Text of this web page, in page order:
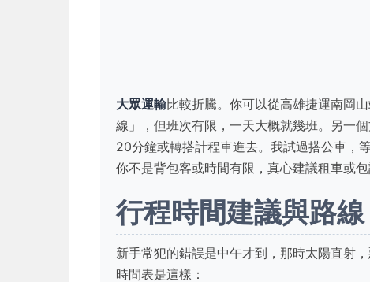
大眾運輸比較折騰。你可以從高雄捷運南岡
線」，但班次有限，一天大概就幾班。另一
20分鐘或轉搭計程車進去。我試過搭公車，
你不是背包客或時間有限，真心建議租車或包
行程時間建議與路線
新手常犯的錯誤是中午才到，那時太陽直射
時間表是這樣：